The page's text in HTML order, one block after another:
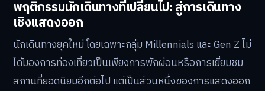
พฤติกรรมนักเดินทางที่เปลี่ยนไป: สู่การเดินทาง
เชิงแสดงออก
นักเดินทางยุคใหม่ โดยเฉพาะกลุ่ม Millennials และ Gen Z ไม่
ได้มองการท่องเที่ยวเป็นเพียงการพักผ่อนหรือการเยี่ยมชม
สถานที่ยอดนิยมอีกต่อไป แต่เป็นส่วนหนึ่งของการแสดงออก